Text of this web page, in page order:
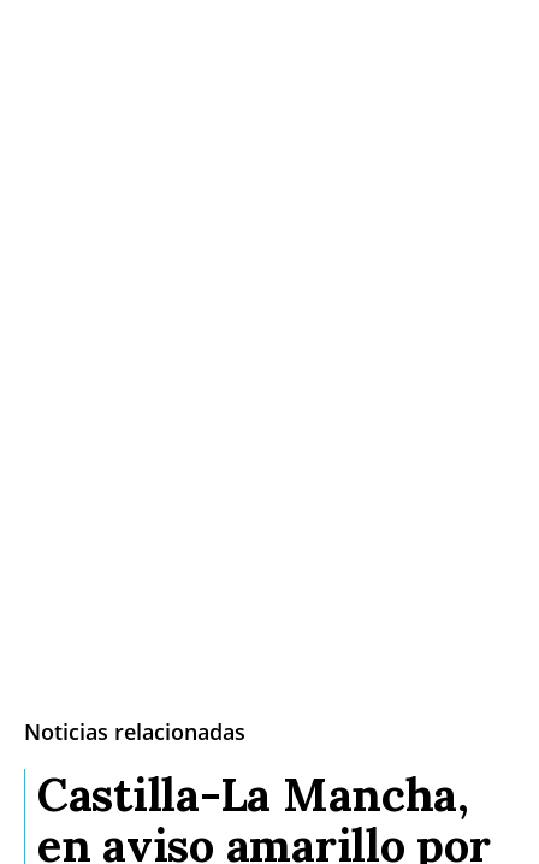
Noticias relacionadas
Castilla-La Mancha,
en aviso amarillo por